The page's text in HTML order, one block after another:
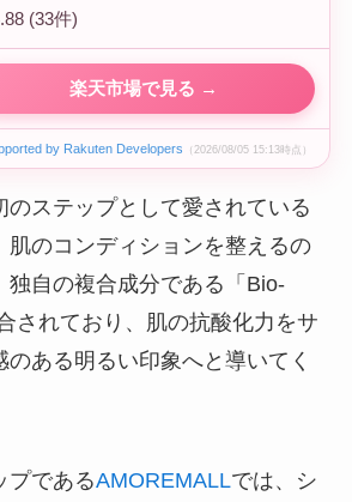
(33件)
楽天市場で見る →
by Rakuten Developers （2026/08/05 15:13時点）
のステップとして愛されている
肌のコンディションを整えるの
独自の複合成分である「Bio-
されており、肌の抗酸化力をサ
ある明るい印象へと導いてく
プであるAMOREMALLでは、シ